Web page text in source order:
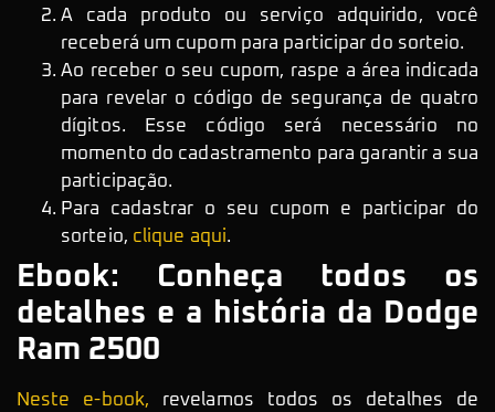
A cada produto ou serviço adquirido, você
receberá um cupom para participar do sorteio.
Ao receber o seu cupom, raspe a área indicada
para revelar o código de segurança de quatro
dígitos. Esse código será necessário no
momento do cadastramento para garantir a sua
participação.
Para cadastrar o seu cupom e participar do
sorteio, clique aqui.
Ebook: Conheça todos os
detalhes e a história da Dodge
Ram 2500
Neste e-book, revelamos todos os detalhes de